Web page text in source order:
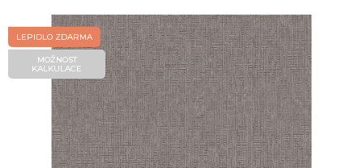
LEPIDLO ZDARMA
MOŽNOST
KALKULACE